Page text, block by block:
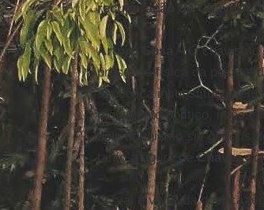
recuperação de Chávez?
Arturo Sosa – O
presença física da pessoa
simbólica insubstituível em
movimento político,
bolivarianismo
sui generis
tanto à figura deChávez
O “vai e vem” da doença